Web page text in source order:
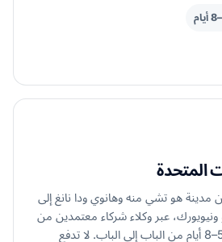
هو تشي منه وهانوي ودا نانغ إلى
عبر وكلاء شركاء معتمدين من
IATA. يستغرق العبور 5–8 أيام من الباب إلى الباب. لا تدفع